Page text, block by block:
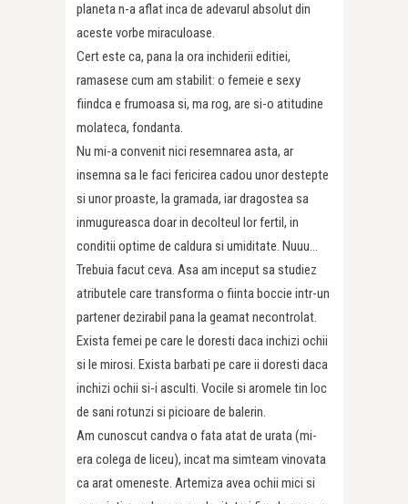
planeta n-a aflat inca de adevarul absolut din
aceste vorbe miraculoase.
Cert este ca, pana la ora inchiderii editiei,
ramasese cum am stabilit: o femeie e sexy
fiindca e frumoasa si, ma rog, are si-o atitudine
molateca, fondanta.
Nu mi-a convenit nici resemnarea asta, ar
insemna sa le faci fericirea cadou unor destepte
si unor proaste, la gramada, iar dragostea sa
inmugureasca doar in decolteul lor fertil, in
conditii optime de caldura si umiditate. Nuuu…
Trebuia facut ceva. Asa am inceput sa studiez
atributele care transforma o fiinta boccie intr-un
partener dezirabil pana la geamat necontrolat.
Exista femei pe care le doresti daca inchizi ochii
si le mirosi. Exista barbati pe care ii doresti daca
inchizi ochii si-i asculti. Vocile si aromele tin loc
de sani rotunzi si picioare de balerin.
Am cunoscut candva o fata atat de urata (mi-
era colega de liceu), incat ma simteam vinovata
ca arat omeneste. Artemiza avea ochii mici si